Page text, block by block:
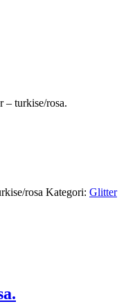
– turkise/rosa.
rosa Kategori: Glitter